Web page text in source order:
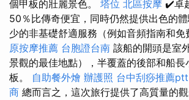
個甲板的壯麗景色。 塔位 北區按摩 ✔️卓
50％比傳奇便宜，同時仍然提供出色的
少的非基礎舒適服務（例如音頻指南和免
原按摩推薦 台胞證台南 該船的開頭是室
景觀的最佳地點），半覆蓋的後部和船長
板。 自助餐外燴 辦護照 台中刮痧推薦ptt
商 總而言之，這次旅行提供了高質量的